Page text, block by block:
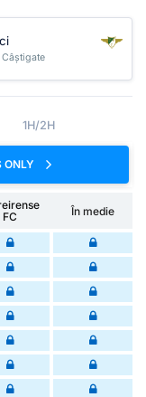
1H/2H
ONLY
FC
În medie